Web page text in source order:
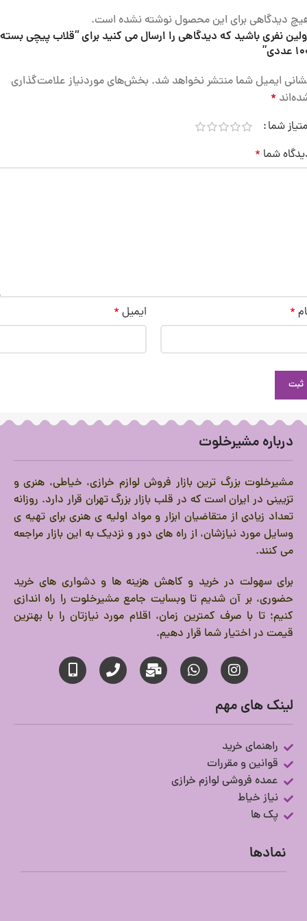
دیدگاهی برای این محصول نوشته نشده است.
نفری باشید که دیدگاهی را ارسال می کنید برای “قلاب پیچی بسته
ایمیل شما منتشر نخواهد شد. بخش‌های موردنیاز علامت‌گذاری
*
شما
شما *
* ایمیل *
درباره مشیرخلوت
مشیرخلوت بزرگ ترین بازار فروش لوازم خرازی، خیاطی، هنری و
تزیینی در ایران است که در قلب بازار بزرگ تهران قرار دارد. روزانه
تعداد زیادی از متقاضیان ابزار و مواد اولیه ی هنری برای تهیه ی
وسایل مورد نیازشان، از راه های دور و نزدیک به این بازار مراجعه
می کنند.
برای سهولت در خرید و کاهش هزینه ها و دشواری های خرید
حضوری، بر آن شدیم تا وبسایت جامع مشیرخلوت را راه اندازی
کنیم؛ تا با صرف کمترین زمان، اقلام مورد نیازتان را با بهترین
قیمت در اختیار شما قرار دهیم.
لینک های مهم
راهنمای خرید
قوانین و مقررات
عمده فروشی لوازم خرازی
نیاز خیاط
پک ها
نمادها